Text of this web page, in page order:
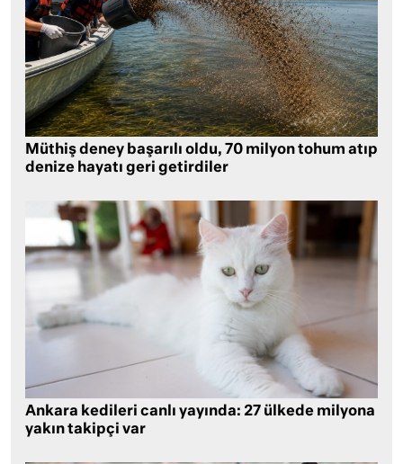
Müthiş deney başarılı oldu, 70 milyon tohum atıp
denize hayatı geri getirdiler
Ankara kedileri canlı yayında: 27 ülkede milyona
yakın takipçi var